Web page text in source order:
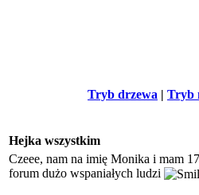
Tryb drzewa | Tryb
Hejka wszystkim
Czeee, nam na imię Monika i mam
forum dużo wspaniałych ludzi